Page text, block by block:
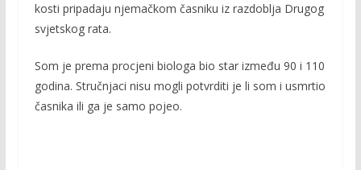
kosti pripadaju njemačkom časniku iz razdoblja Drugog
svjetskog rata.
Som je prema procjeni biologa bio star između 90 i 110
godina. Stručnjaci nisu mogli potvrditi je li som i usmrtio
časnika ili ga je samo pojeo.